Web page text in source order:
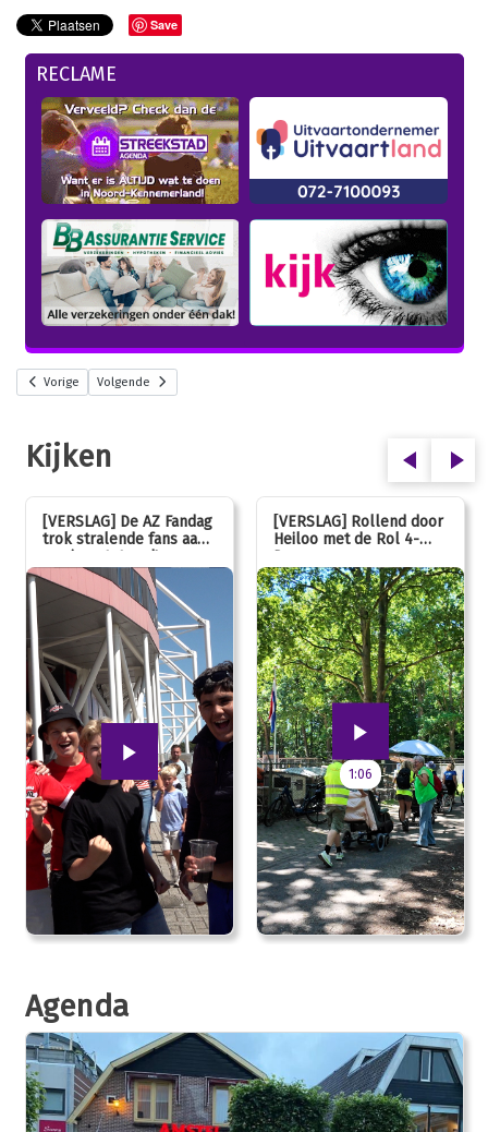
Save
RECLAME
Vorige Volgende
Kijken
[VERSLAG] De AZ Fandag
trok stralende fans aan,
van jong tot oud!
[VERSLAG] Rollend door
Heiloo met de Rol 4-
Daagse
1:06
Agenda